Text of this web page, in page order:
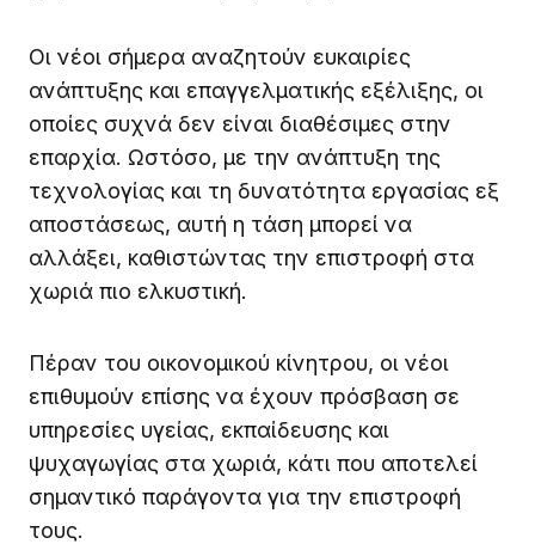
Οι νέοι σήμερα αναζητούν ευκαιρίες
ανάπτυξης και επαγγελματικής εξέλιξης, οι
οποίες συχνά δεν είναι διαθέσιμες στην
επαρχία. Ωστόσο, με την ανάπτυξη της
τεχνολογίας και τη δυνατότητα εργασίας εξ
αποστάσεως, αυτή η τάση μπορεί να
αλλάξει, καθιστώντας την επιστροφή στα
χωριά πιο ελκυστική.
Πέραν του οικονομικού κίνητρου, οι νέοι
επιθυμούν επίσης να έχουν πρόσβαση σε
υπηρεσίες υγείας, εκπαίδευσης και
ψυχαγωγίας στα χωριά, κάτι που αποτελεί
σημαντικό παράγοντα για την επιστροφή
τους.